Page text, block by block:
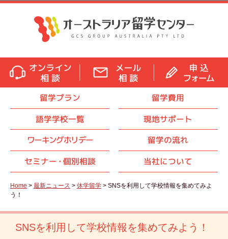
留学プラン
留学費用
語学学校一覧
現地サポート
ワーキングホリデー
留学の流れ
セミナー・ 個別相談 当社について
Home > 最新ニュース > 休学留学 > SNSを利用して学校情報を集めてみよ
う！
SNSを利用して学校情報を集めてみよう！